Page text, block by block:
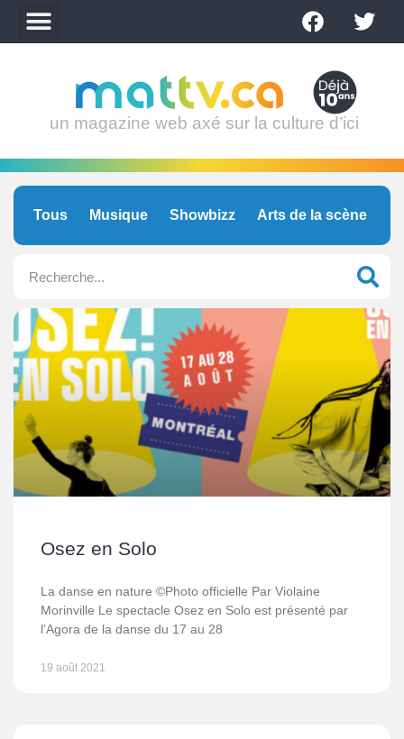
un magazine web axé sur la culture d’ici
Tous Musique Showbizz Arts de la scène
Osez en Solo
La danse en nature ©Photo officielle Par Violaine
Morinville Le spectacle Osez en Solo est présenté par
l’Agora de la danse du 17 au 28
19 août 2021